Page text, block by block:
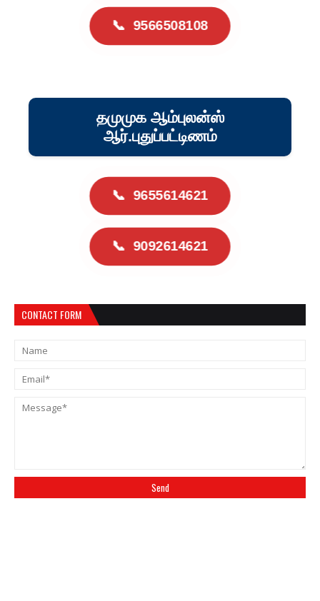
📞 9566508108
தமுமுக ஆம்புலன்ஸ்
ஆர்.புதுப்பட்டிணம்
📞 9655614621
📞 9092614621
CONTACT FORM